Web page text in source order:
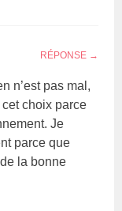
RÉPONSE
n’est pas mal,
cet choix parce
Je
parce que
la bonne